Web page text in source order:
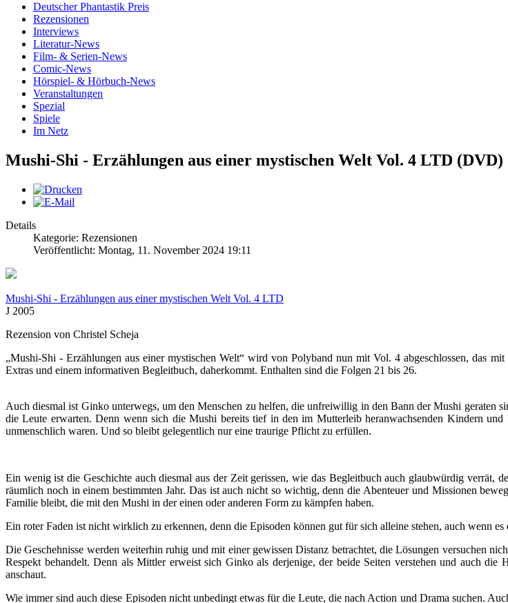
Deutscher Phantastik Preis
Rezensionen
Interviews
Literatur-News
Film- & Serien-News
Comic-News
Hörspiel- & Hörbuch-News
Veranstaltungen
Spezial
Spiele
Im Netz
Mushi-Shi - Erzählungen aus einer mystischen Welt Vol. 4 LTD (DVD)
Details
Kategorie: Rezensionen
Veröffentlicht: Montag, 11. November 2024 19:11
Mushi-Shi - Erzählungen aus einer mystischen Welt Vol. 4 LTD
J 2005
Rezension von Christel Scheja
„Mushi-Shi - Erzählungen aus einer mystischen Welt“ wird von Polyband nun mit Vol. 4 abgeschlossen, das
Extras und einem informativen Begleitbuch, daherkommt. Enthalten sind die Folgen 21 bis 26.
Auch diesmal ist Ginko unterwegs, um den Menschen zu helfen, die unfreiwillig in den Bann der Mushi geraten
die Leute erwarten. Denn wenn sich die Mushi bereits tief in den im Mutterleib heranwachsenden Kindern
unmenschlich waren. Und so bleibt gelegentlich nur eine traurige Pflicht zu erfüllen.
Ein wenig ist die Geschichte auch diesmal aus der Zeit gerissen, wie das Begleitbuch auch glaubwürdig
räumlich noch in einem bestimmten Jahr. Das ist auch nicht so wichtig, denn die Abenteuer und Missionen
Familie bleibt, die mit den Mushi in der einen oder anderen Form zu kämpfen haben.
Ein roter Faden ist nicht wirklich zu erkennen, denn die Episoden können gut für sich alleine stehen, auch wenn
Die Geschehnisse werden weiterhin ruhig und mit einer gewissen Distanz betrachtet, die Lösungen versuchen
Respekt behandelt. Denn als Mittler erweist sich Ginko als derjenige, der beide Seiten verstehen und auch
anschaut.
Wie immer sind auch diese Episoden nicht unbedingt etwas für die Leute, die nach Action und Drama suchen.